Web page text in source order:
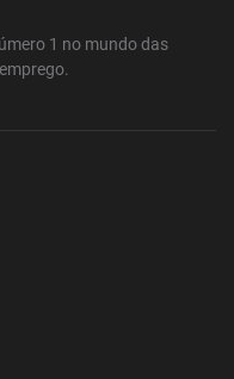
1 no mundo das